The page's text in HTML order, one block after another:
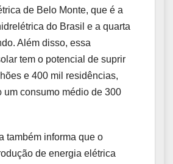
de Belo Monte, que é a
do Brasil e a quarta
Além disso, essa
tem o potencial de suprir
e 400 mil residências,
um consumo médio de 300
também informa que o
de energia elétrica